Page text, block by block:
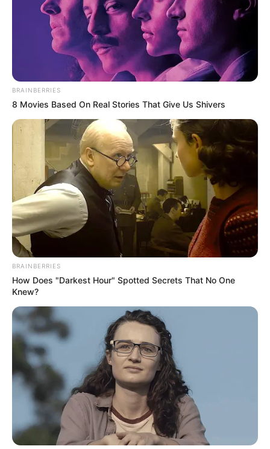
BRAINBERRIES
8 Movies Based On Real Stories That Give Us Shivers
BRAINBERRIES
How Does "Darkest Hour" Spotted Secrets That No One
Knew?